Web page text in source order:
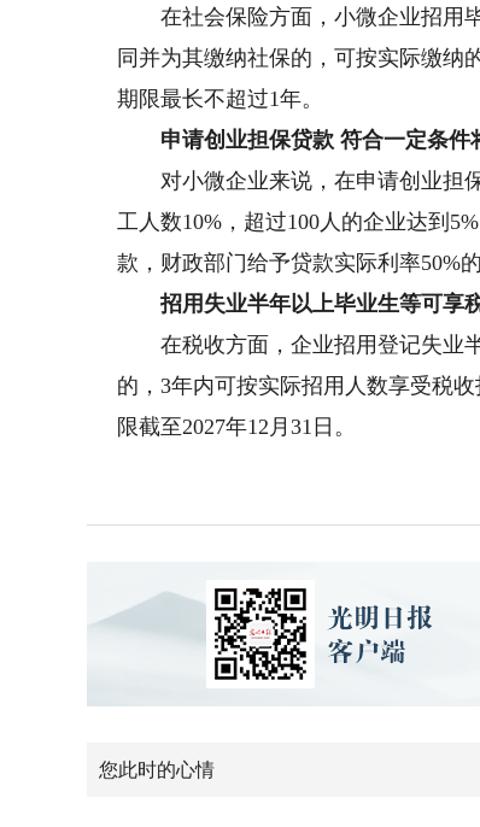
在社会保险方面，小微企业招用毕
同并为其缴纳社保的，可按实际缴纳
期限最长不超过1年。
申请创业担保贷款 符合一定条件
对小微企业来说，在申请创业担保
工人数10%，超过100人的企业达到
款，财政部门给予贷款实际利率50%
招用失业半年以上毕业生等可享
在税收方面，企业招用登记失业半
的，3年内可按实际招用人数享受税
限截至2027年12月31日。
您此时的心情